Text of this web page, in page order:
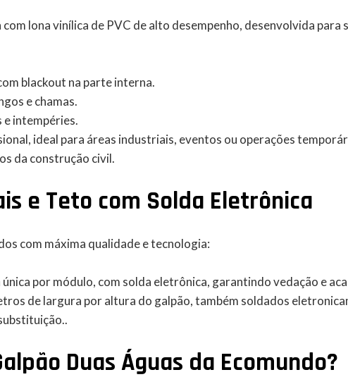
lona vinílica de PVC de alto desempenho, desenvolvida
blackout na parte interna.
e chamas.
e intempéries.
ideal para áreas industriais, eventos ou operações
da construção civil.
e Teto com Solda Eletrônica
com máxima qualidade e tecnologia:
única por módulo, com solda eletrônica, garantindo vedação e
de largura por altura do galpão, também soldados
Duas Águas da Ecomundo?